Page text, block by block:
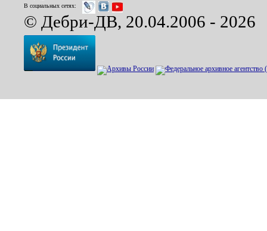
В социальных сетях:
© Дебри-ДВ, 20.04.2006 - 2026